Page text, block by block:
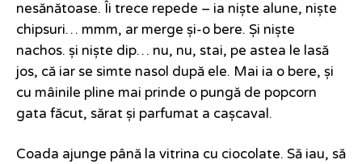
nesănătoase. Îi trece repede – ia niște alune, niște
chipsuri… mmm, ar merge și-o bere. Și niște
nachos. și niște dip… nu, nu, stai, pe astea le lasă
jos, că iar se simte nasol după ele. Mai ia o bere, și
cu mâinile pline mai prinde o pungă de popcorn
gata făcut, sărat și parfumat a cașcaval.
Coada ajunge până la vitrina cu ciocolate. Să iau, să